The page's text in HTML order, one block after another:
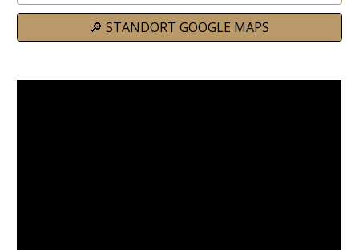
🔎 STANDORT GOOGLE MAPS